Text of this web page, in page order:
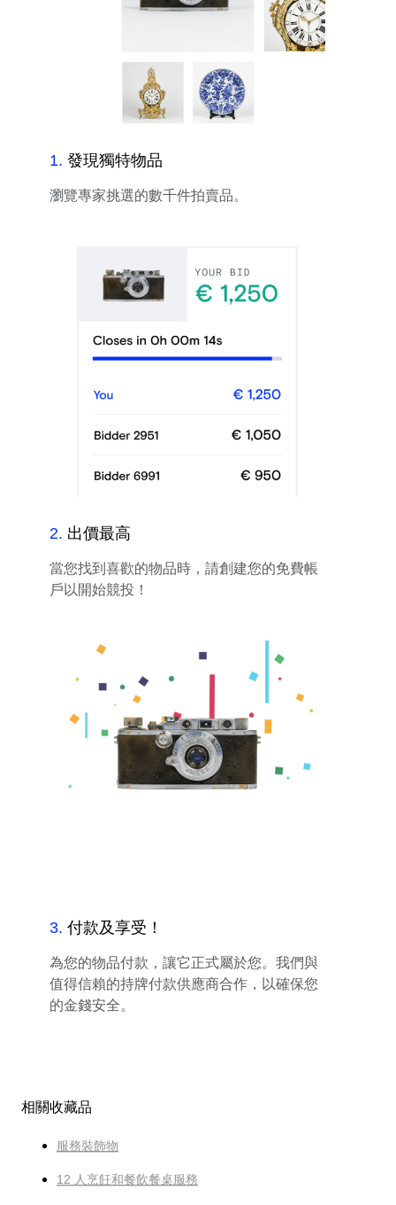
1. 發現獨特物品
瀏覽專家挑選的數千件拍賣品。
2. 出價最高
當您找到喜歡的物品時，請創建您的免費帳
戶以開始競投！
3. 付款及享受！
為您的物品付款，讓它正式屬於您。我們與
值得信賴的持牌付款供應商合作，以確保您
的金錢安全。
相關收藏品
服務裝飾物
12 人烹飪和餐飲餐桌服務